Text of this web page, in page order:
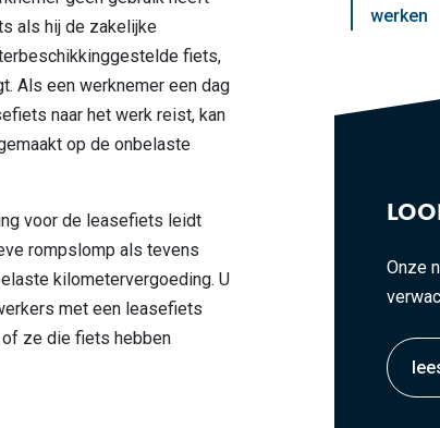
als hij de zakelijke
fiets,
Als een werknemer een dag
naar het werk reist, kan
op de onbelaste
voor de leasefiets leidt
rompslomp als tevens
kilometervergoeding. U
met een leasefiets
ze die fiets hebben
werken
Onze